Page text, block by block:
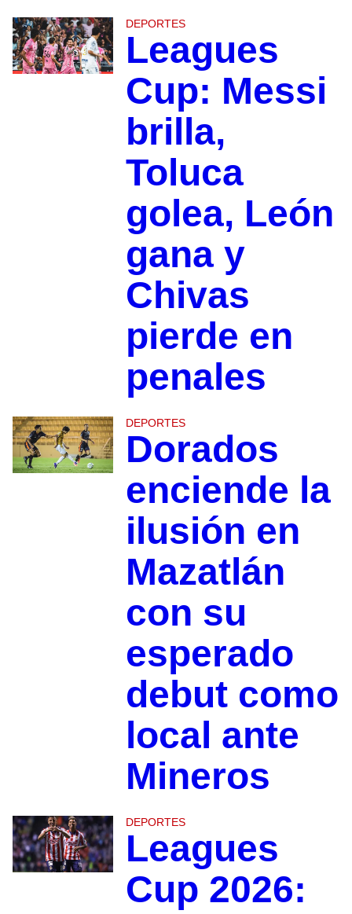
DEPORTES
Leagues
Cup: Messi
brilla,
Toluca
golea, León
gana y
Chivas
pierde en
penales
DEPORTES
Dorados
enciende la
ilusión en
Mazatlán
con su
esperado
debut como
local ante
Mineros
DEPORTES
Leagues
Cup 2026: